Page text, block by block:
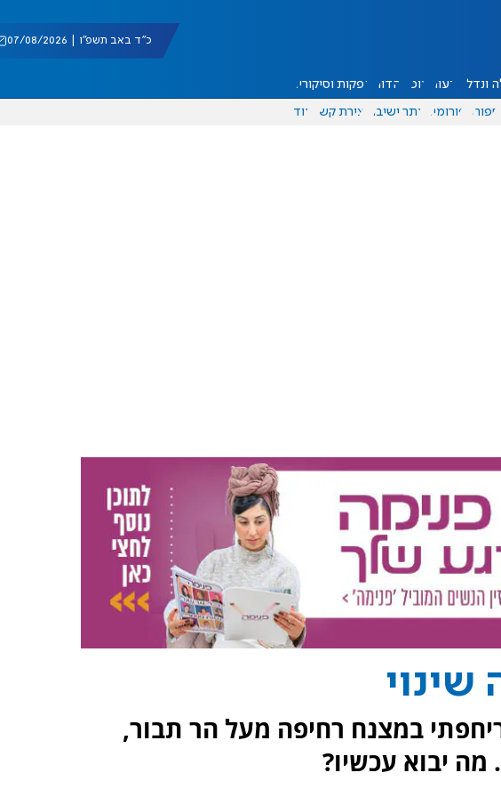
כ"ד באב תשפ"ו | 07/08/2026
ונדל"ן דעות אוכל יהדות הפקות וסיקורים
ספורט פורומים אתר ישיבה יצירת קשר עוד
שינוי
במצנח רחיפה מעל הר תבור,
יבוא עכשיו?